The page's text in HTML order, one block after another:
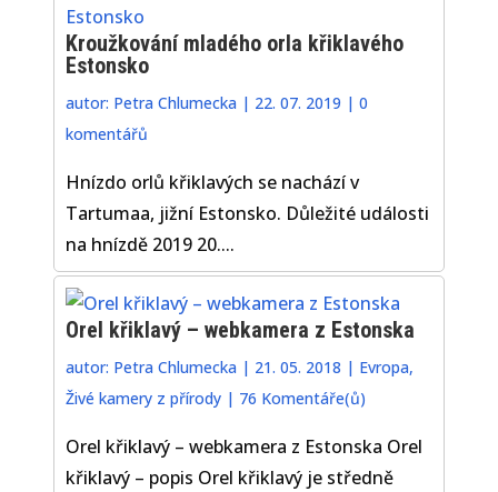
Kroužkování mladého orla křiklavého
Estonsko
autor: Petra Chlumecka | 22. 07. 2019 |0
komentářů
Hnízdo orlů křiklavých se nachází v
Tartumaa, jižní Estonsko. Důležité události
na hnízdě 2019 20....
Orel křiklavý – webkamera z Estonska
autor: Petra Chlumecka | 21. 05. 2018 | Evropa,
Živé kamery z přírody | 76 Komentáře(ů)
Orel křiklavý – webkamera z Estonska Orel
křiklavý – popis Orel křiklavý je středně